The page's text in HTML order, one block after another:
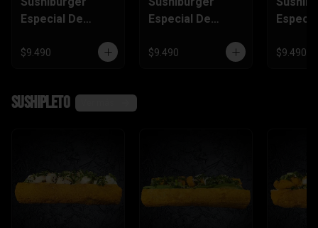
Especial De
Furai
$9.490
Especial De
Champiñón
$9.490 $9.490
SushiPleto